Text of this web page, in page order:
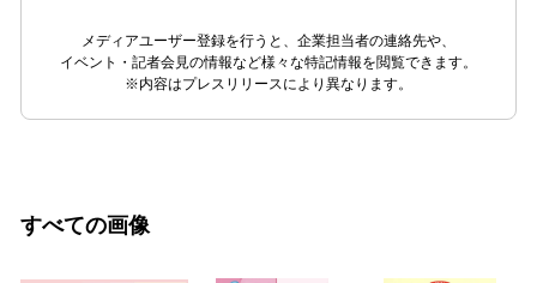
メディアユーザー登録を行うと、企業担当者の連絡先や、
イベント・記者会見の情報など様々な特記情報を閲覧できます。
※内容はプレスリリースにより異なります。
すべての画像